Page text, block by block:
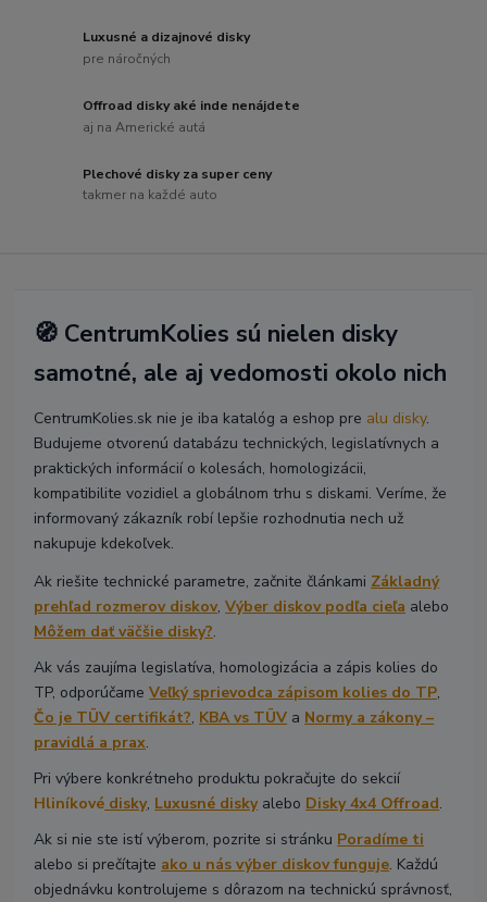
Luxusné a dizajnové disky
pre náročných
Offroad disky aké inde nenájdete
aj na Americké autá
Plechové disky za super ceny
takmer na každé auto
🧭 CentrumKolies sú nielen disky
samotné, ale aj vedomosti okolo nich
CentrumKolies.sk nie je iba katalóg a eshop pre alu disky.
Budujeme otvorenú databázu technických, legislatívnych a
praktických informácií o kolesách, homologizácii,
kompatibilite vozidiel a globálnom trhu s diskami. Veríme, že
informovaný zákazník robí lepšie rozhodnutia nech už
nakupuje kdekoľvek.
Ak riešite technické parametre, začnite článkami Základný
prehľad rozmerov diskov,Výber diskov podľa cieľa alebo
Môžem dať väčšie disky?.
Ak vás zaujíma legislatíva, homologizácia a zápis kolies do
TP, odporúčameVeľký sprievodca zápisom kolies do TP,
Čo je TÜV certifikát?, KBA vs TÜV a Normy a zákony –
pravidlá a prax.
Pri výbere konkrétneho produktu pokračujte do sekcií
Hliníkové disky, Luxusné diskyalebo Disky 4x4 Offroad.
Ak si nie ste istí výberom, pozrite si stránku Poradíme ti
alebo si prečítajte ako u nás výber diskov funguje. Každú
objednávku kontrolujeme s dôrazom na technickú správnosť,